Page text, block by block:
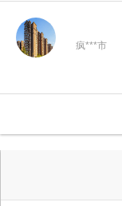
疯***市